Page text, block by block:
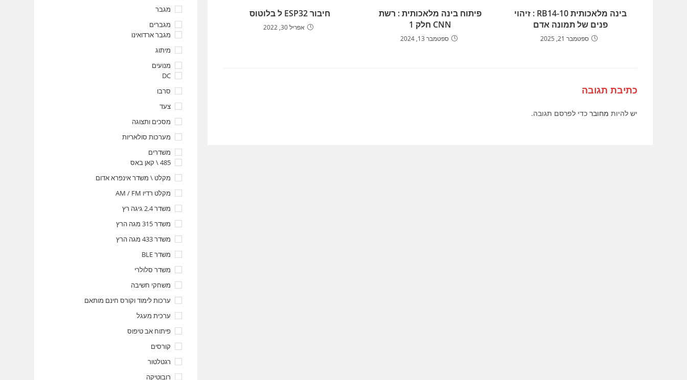
חיבור ESP32 ל בלוטוס
אפריל 30, 2022
פיתוח בינה מלאכותית : רשת
CNN חלק 1
ספטמבר 13, 2024
בינה מלאכותית RB14-10 : זיהוי
פנים של תמונה אדם
ספטמבר 21, 2025
כתיבת תגובה
יש להיות מחובר כדי לפרסם תגובה.
מגבר
מגברים
מגבר ארדואינו
מיתוג
מנועים
DC
סרבו
צעד
מסכים ותצוגה
מערכות סולאריות
משדרים
485 \ קאן באס
מקלט \ משדר אינפרא אדום
מקלט רדיו AM / FM
משדר 2.4 גיגה רץ
משדר 315 מגה הרץ
משדר 433 מגה הרץ
משדר BLE
משדר סלולרי
משחקי חשיבה
ערכות לימוד וקורס חינם מותאם
ערכית מעגל
פיתוח אב טיפוס
קורסים
רגטלטור
רובוטיקה